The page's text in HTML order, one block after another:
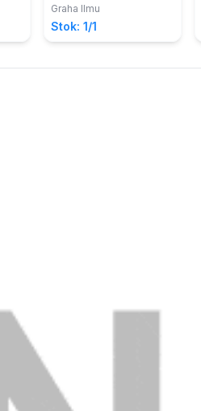
Graha Ilmu
Stok: 1/1